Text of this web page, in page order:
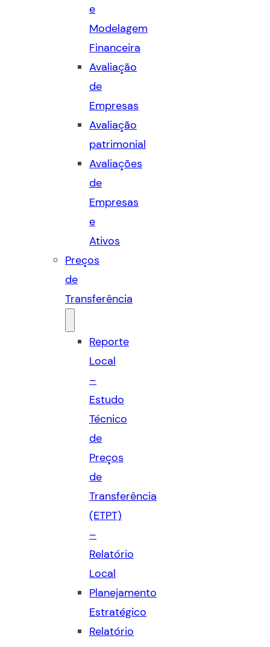
e
Modelagem
Financeira
Avaliação
de
Empresas
Avaliação
patrimonial
Avaliações
de
Empresas
e
Ativos
Preços
de
Transferência
Reporte
Local
–
Estudo
Técnico
de
Preços
de
Transferência
(ETPT)
–
Relatório
Local
Planejamento
Estratégico
Relatório